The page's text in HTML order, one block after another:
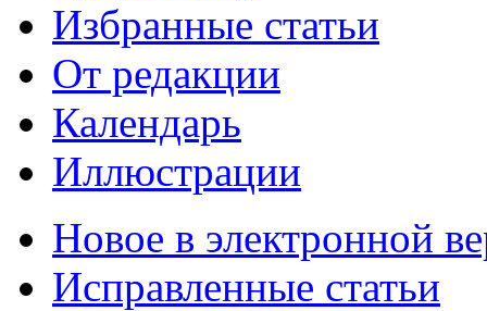
Избранные статьи
От редакции
Календарь
Иллюстрации
Новое в электронной
Исправленные статьи